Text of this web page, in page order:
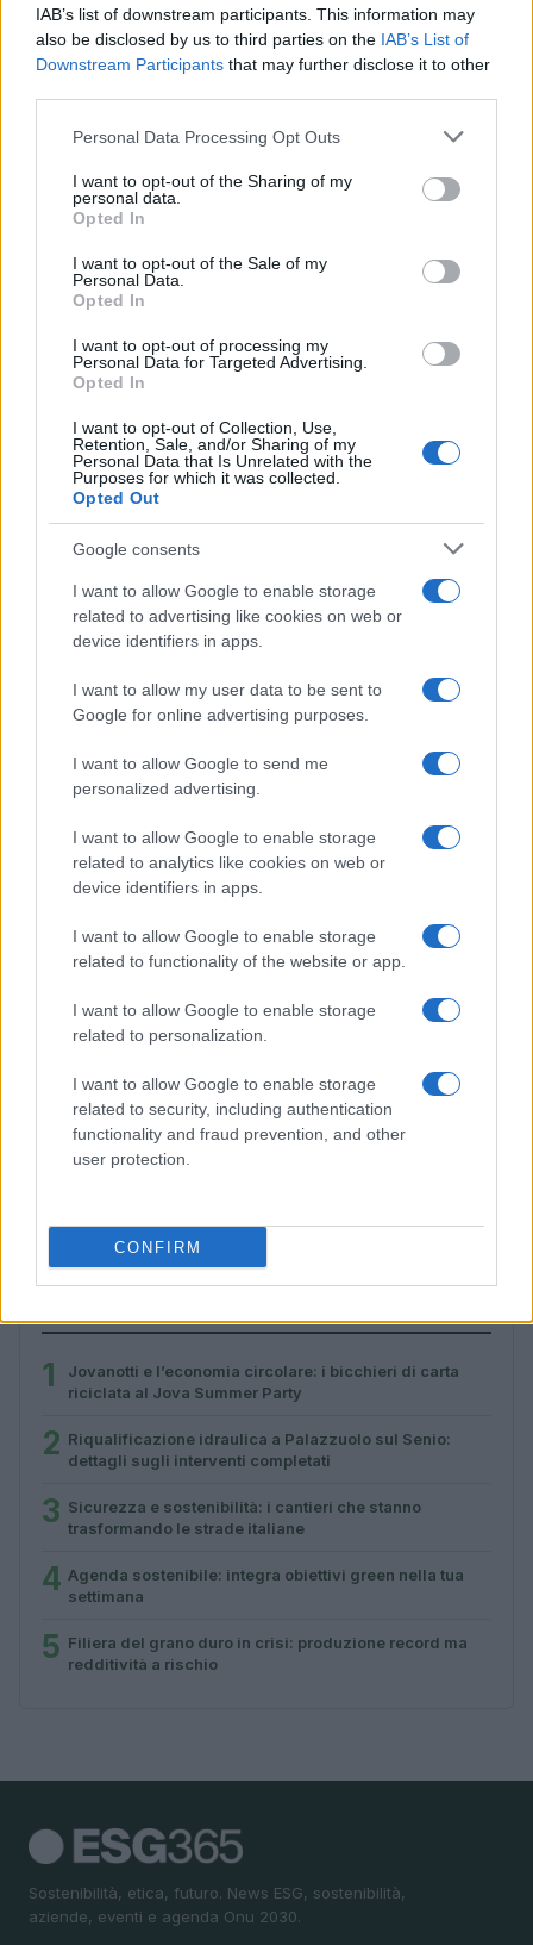
IAB’s list of downstream participants. This information may
also be disclosed by us to third parties on the IAB’s List of
Downstream Participants that may further disclose it to other
Please note that this website/app uses one or more Google
not limited to your visit or usage behaviour. You may click to
grant or deny consent to Google and its third-party tags to
use your data for below specified purposes in below Google
consent section.
Personal Data Processing Opt Outs
I want to opt-out of the Sharing of my
personal data.
Opted In
I want to opt-out of the Sale of my
Personal Data.
Opted In
I want to opt-out of processing my
Personal Data for Targeted Advertising.
Opted In
I want to opt-out of Collection, Use,
Retention, Sale, and/or Sharing of my
Personal Data that Is Unrelated with the
Purposes for which it was collected.
Opted Out
Google consents
I want to allow Google to enable storage
related to advertising like cookies on web or
device identifiers in apps.
I want to allow my user data to be sent to
Google for online advertising purposes.
I want to allow Google to send me
personalized advertising.
I want to allow Google to enable storage
related to analytics like cookies on web or
device identifiers in apps.
I want to allow Google to enable storage
related to functionality of the website or app.
I want to allow Google to enable storage
related to personalization.
I want to allow Google to enable storage
related to security, including authentication
functionality and fraud prevention, and other
user protection.
CONFIRM
Jovanotti e l’economia circolare: i bicchieri di carta
Andrea Innocenti · 10 Ago 2026
Riqualificazione idraulica a Palazzuolo sul Senio:
dettagli sugli interventi completati
Ilaria Galli · 10 Ago 2026
SOSTENIBILITÀ
Sicurezza e sostenibilità: i cantieri che stanno
1
Jovanotti e l’economia circolare: i bicchieri di carta
riciclata al Jova Summer Party
2 Riqualificazione idraulica a Palazzuolo sul Senio:
dettagli sugli interventi completati
3 Sicurezza e sostenibilità: i cantieri che stanno
trasformando le strade italiane
4 Agenda sostenibile: integra obiettivi green nella tua
settimana
5 Filiera del grano duro in crisi: produzione record ma
redditività a rischio
Sostenibilità, etica, futuro. News ESG, sostenibilità,
aziende, eventi e agenda Onu 2030.